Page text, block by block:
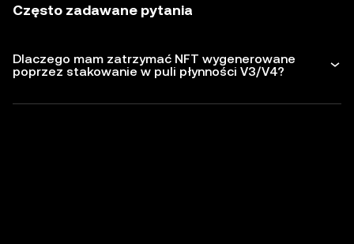
Często zadawane pytania
Dlaczego mam zatrzymać NFT wygenerowane
poprzez stakowanie w puli płynności V3/V4?